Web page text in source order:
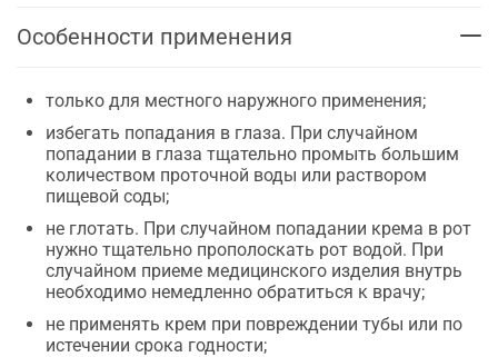
Особенности применения
только для местного наружного применения;
избегать попадания в глаза. При случайном
попадании в глаза тщательно промыть большим
количеством проточной воды или раствором
пищевой соды;
не глотать. При случайном попадании крема в рот
нужно тщательно прополоскать рот водой. При
случайном приеме медицинского изделия внутрь
необходимо немедленно обратиться к врачу;
не применять крем при повреждении тубы или по
истечении срока годности;